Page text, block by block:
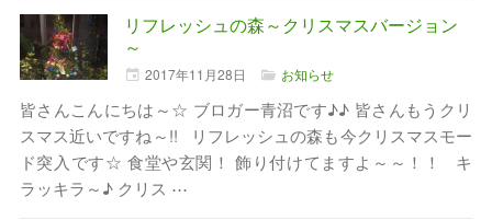
リフレッシュの森～クリスマスバージョン
～
2017年11月28日 お知らせ
皆さんこんにちは～☆ ブロガー青沼です♪♪ 皆さんもうクリ
スマス近いですね～!! リフレッシュの森も今クリスマスモー
ド突入です☆ 食堂や玄関！ 飾り付けてますよ～～！！ キ
ラッキラ～♪ クリス ⋯